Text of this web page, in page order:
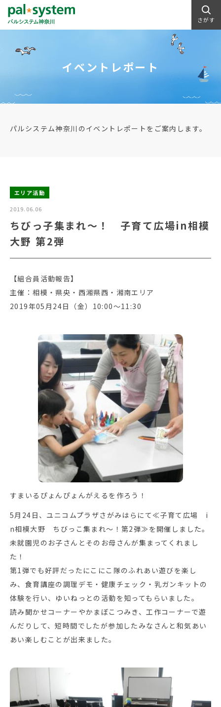
さがす
イベントレポート
パルシステム神奈川のイベントレポートをご案内します。
エリア活動
2019.06.06
ちびっ子集まれ～！ 子育て広場in相模
大野 第2弾
【組合員活動報告】
主催：相模・県央・西湘県西・湘南エリア
2019年05月24日（金）10:00～11:30
すまいるぴょんぴょんがえるを作ろう！
5月24日、ユニコムプラザさがみはらにて≪子育て広場 i
n相模大野 ちびっこ集まれ～！第2弾≫を開催しました。
未就園児のお子さんとそのお母さんが集まってくれまし
た！
第1弾でも好評だったにこにこ隊のふれあい遊びを楽し
み、食育講座の調理デモ・健康チェック・乳ガンキットの
体験を行い、ゆいねっとの活動を知ってもらいました。
読み聞かせコーナーやかまぼこつみき、工作コーナーで遊
んだりして、短時間でしたが参加したみなさんと和気あい
あい楽しむことが出来ました。